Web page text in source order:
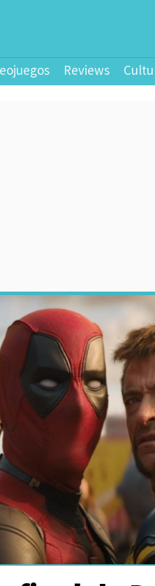
Reviews